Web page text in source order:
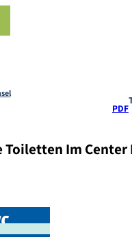
PDF
Im Center